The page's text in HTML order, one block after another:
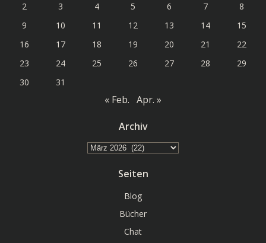
2
3 4 5 6 7
8
9
10 11 12 13 14
15
16
17 18 19 20 21
22
23
24 25 26 27 28
29
30
31
« Feb. Apr. »
Archiv
Archiv
Seiten
Blog
Bücher
Chat